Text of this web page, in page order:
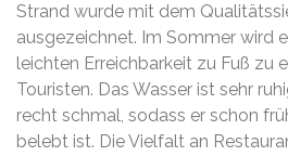
Strand wurde mit dem
ausgezeichnet. Im Sommer wird
leichten Erreichbarkeit zu Fuß zu
Touristen. Das Wasser ist sehr
recht schmal, sodass er schon
belebt ist. Die Vielfalt an